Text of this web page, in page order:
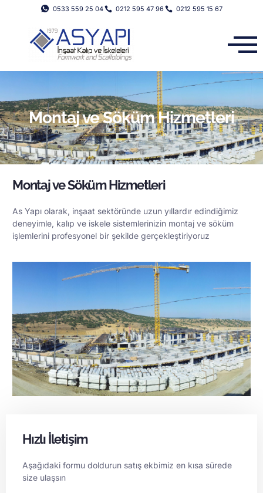
0533 559 25 04 0212 595 47 96 0212 595 15 67
Montaj ve Söküm Hizmetleri
Montaj ve Söküm Hizmetleri
As Yapı olarak, inşaat sektöründe uzun yıllardır edindiğimiz
deneyimle, kalıp ve iskele sistemlerinizin montaj ve söküm
işlemlerini profesyonel bir şekilde gerçekleştiriyoruz
Hızlı İletişim
Aşağıdaki formu doldurun satış ekbimiz en kısa sürede
size ulaşsın